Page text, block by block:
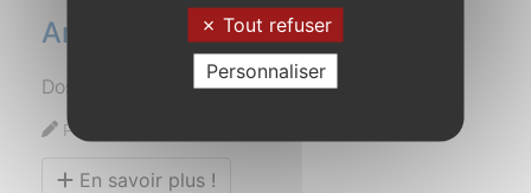
Argent de poche été 2026
Dossier d’inscription
Publié le 23 avril 2026
En savoir plus !
Tout refuser
Personnaliser